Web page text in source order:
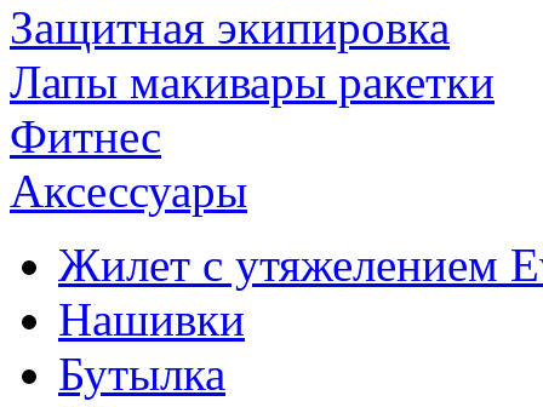
Защитная экипировка
Лапы макивары ракетки
Фитнес
Аксессуары
Жилет с утяжелением
Нашивки
Бутылка